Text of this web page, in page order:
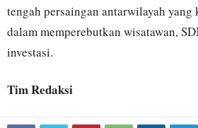
tengah persaingan antarwilayah
dalam memperebutkan wisatawan,
investasi.
Tim Redaksi